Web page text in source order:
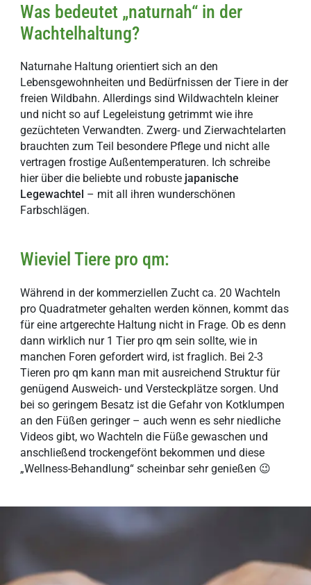
Was bedeutet „naturnah“ in der
Wachtelhaltung?
Naturnahe Haltung orientiert sich an den
Lebensgewohnheiten und Bedürfnissen der Tiere in der
freien Wildbahn. Allerdings sind Wildwachteln kleiner
und nicht so auf Legeleistung getrimmt wie ihre
gezüchteten Verwandten. Zwerg- und Zierwachtelarten
brauchten zum Teil besondere Pflege und nicht alle
vertragen frostige Außentemperaturen. Ich schreibe
hier über die beliebte und robuste japanische
Legewachtel – mit all ihren wunderschönen
Farbschlägen.
Wieviel Tiere pro qm:
Während in der kommerziellen Zucht ca. 20 Wachteln
pro Quadratmeter gehalten werden können, kommt das
für eine artgerechte Haltung nicht in Frage. Ob es denn
dann wirklich nur 1 Tier pro qm sein sollte, wie in
manchen Foren gefordert wird, ist fraglich. Bei 2-3
Tieren pro qm kann man mit ausreichend Struktur für
genügend Ausweich- und Versteckplätze sorgen. Und
bei so geringem Besatz ist die Gefahr von Kotklumpen
an den Füßen geringer – auch wenn es sehr niedliche
Videos gibt, wo Wachteln die Füße gewaschen und
anschließend trockengefönt bekommen und diese
„Wellness-Behandlung“ scheinbar sehr genießen 😉